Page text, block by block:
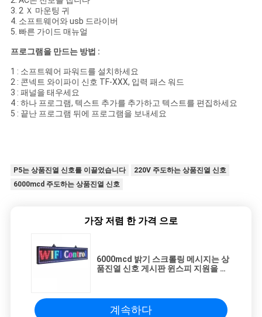
3. 2 Ｘ 마운팅 귀
4. 소프트웨어와 usb 드라이버
5. 빠른 가이드 매뉴얼
프로그램을 만드는 방법 :
1 : 소프트웨어 파워드를 설치하세요
2 : 콘넥트 와이파이 신호 TF-XXX, 입력 패스 워드
3 : 패널을 태우세요
4 : 하나 프로그램, 텍스트 추가를 추가하고 텍스트를 편집하세요
5 : 끝난 프로그램 뒤에 프로그램을 보내세요
P5는 상품진열 신호를 이끌었습니다
220V 주도하는 상품진열 신호
6000mcd 주도하는 상품진열 신호
가장 저렴 한 가격 으로
6000mcd 밝기 스크롤링 메시지는 상
품진열 신호 게시판 윈스피 지원을 이
계속하다